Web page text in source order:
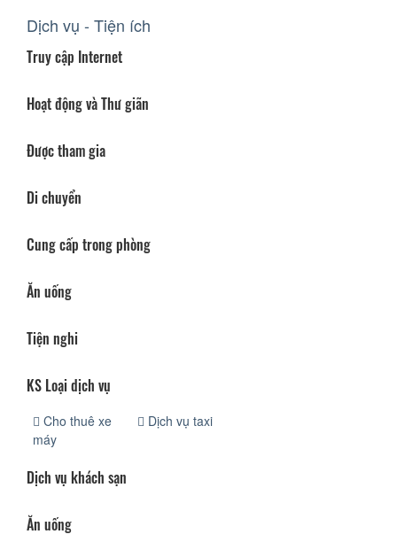
Dịch vụ - Tiện ích
Truy cập Internet
Hoạt động và Thư giãn
Được tham gia
Di chuyển
Cung cấp trong phòng
Ăn uống
Tiện nghi
KS Loại dịch vụ
Cho thuê xe
máy
Dịch vụ taxi
Dịch vụ khách sạn
Ăn uống